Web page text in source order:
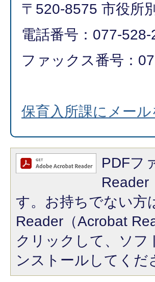
〒520-8575 市役所
電話番号：077-528-
ファックス番号：
保育入所課にメール
PDFフ
Reader
す。お持ちでない方
Reader（Acrobat
クリックして、ソ
ンストールしてくだ